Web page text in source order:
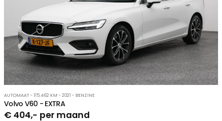
AUTOMAAT - 115.462 KM - 2021 - BENZINE
Volvo V60 - EXTRA
€ 404,- per maand